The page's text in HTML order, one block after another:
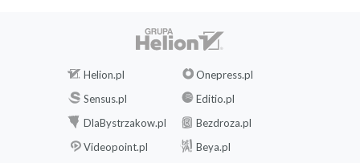
Helion.pl
Onepress.pl
Sensus.pl
Editio.pl
DlaBystrzakow.pl
Bezdroza.pl
Videopoint.pl
Beya.pl